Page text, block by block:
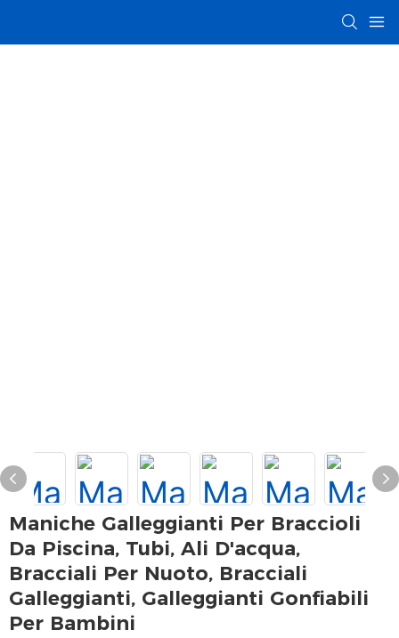
Maniche Galleggianti Per Braccioli
Da Piscina, Tubi, Ali D'acqua,
Bracciali Per Nuoto, Bracciali
Galleggianti, Galleggianti Gonfiabili
Per Bambini